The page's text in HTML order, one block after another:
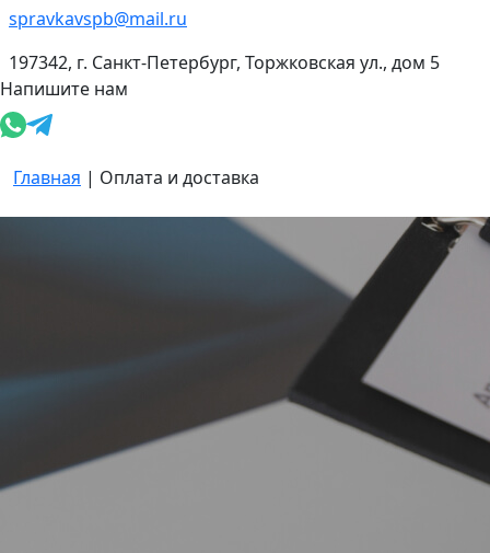
spravkavspb@mail.ru
197342, г. Санкт-Петербург, Торжковская ул., дом 5
Напишите нам
Главная | Оплата и доставка